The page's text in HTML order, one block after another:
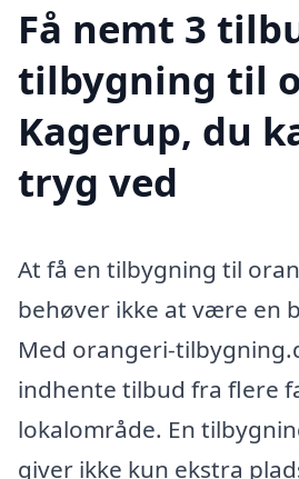
Få nemt 3
tilbygning til
Kagerup, du
tryg ved
At få en tilbygning til
behøver ikke at være en
Med orangeri-
indhente tilbud fra flere
lokalområde. En
giver ikke kun ekstra